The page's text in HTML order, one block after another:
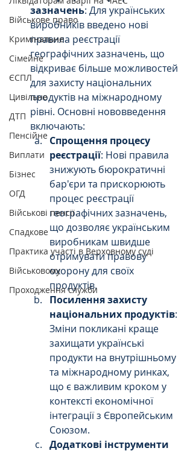
Військове право
Кримінальне
Сімейне
ЄСПЛ
Цивільне
ДТП
Пенсійне
Виплати
Бізнес
ОГД
Військові пенсії
Спадкове
Практика участі в Верховному суді
Військовому
Проходження служби
зазначень: Для українських
виробників введено нові
правила реєстрації
географічних зазначень, що
відкриває більше можливостей
для захисту національних
продуктів на міжнародному
рівні. Основні нововведення
включають:
Спрощення процесу
реєстрації: Нові правила
знижують бюрократичні
бар'єри та прискорюють
процес реєстрації
географічних зазначень,
що дозволяє українським
виробникам швидше
отримувати правову
охорону для своїх
продуктів.
Посилення захисту
національних продуктів:
Зміни покликані краще
захищати українські
продукти на внутрішньому
та міжнародному ринках,
що є важливим кроком у
контексті економічної
інтеграції з Європейським
Союзом.
Додаткові інструменти